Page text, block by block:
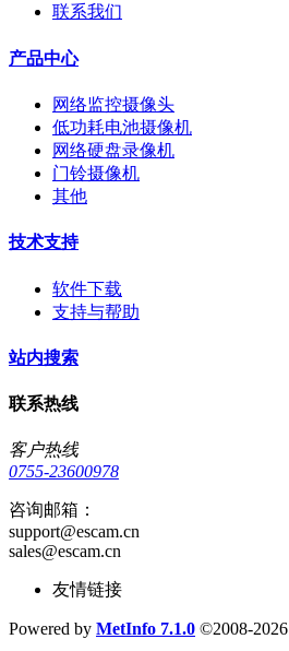
联系我们
产品中心
网络监控摄像头
低功耗电池摄像机
网络硬盘录像机
门铃摄像机
其他
技术支持
软件下载
支持与帮助
站内搜索
联系热线
客户热线
0755-23600978
咨询邮箱：
support@escam.cn
sales@escam.cn
友情链接
Powered by MetInfo 7.1.0 ©2008-2026